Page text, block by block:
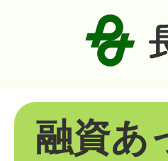
融資あ